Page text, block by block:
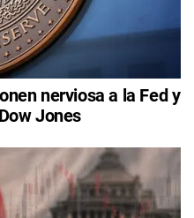
nerviosa a la Fed y
Jones